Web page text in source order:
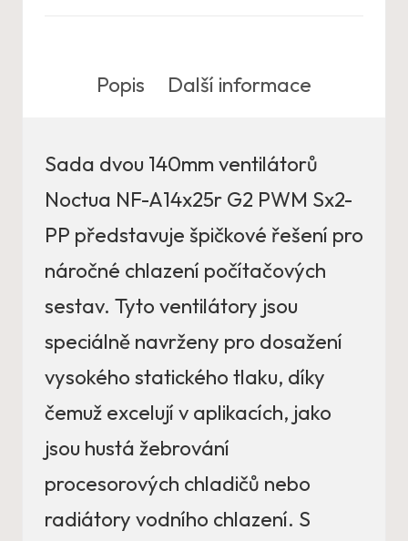
Popis Další informace
Sada dvou 140mm ventilátorů
Noctua NF-A14x25r G2 PWM Sx2-
PP představuje špičkové řešení pro
náročné chlazení počítačových
sestav. Tyto ventilátory jsou
speciálně navrženy pro dosažení
vysokého statického tlaku, díky
čemuž excelují v aplikacích, jako
jsou hustá žebrování
procesorových chladičů nebo
radiátory vodního chlazení. S